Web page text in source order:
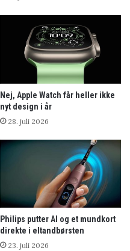
Nej, Apple Watch får heller ikke
nyt design i år
28. juli 2026
Philips putter AI og et mundkort
direkte i eltandbørsten
23. juli 2026